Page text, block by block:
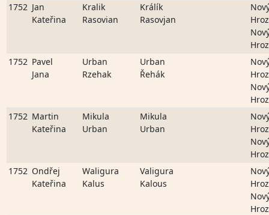
1752 Jan
Kateřina
Kralik
Rasovian
Králík
Rasovjan
1752 Pavel
Jana
Urban
Rzehak
Urban
Řehák
1752 Martin
Kateřina
Mikula
Urban
Mikula
Urban
1752 Ondřej
Kateřina
Waligura
Kalus
Valigura
Kalous